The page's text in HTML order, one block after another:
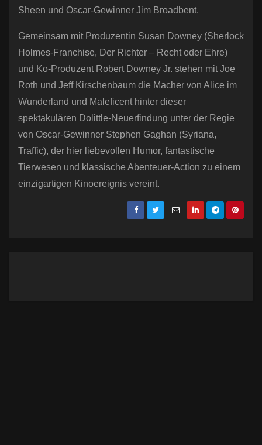
Sheen und Oscar-Gewinner Jim Broadbent.
Gemeinsam mit Produzentin Susan Downey (Sherlock
Holmes-Franchise, Der Richter – Recht oder Ehre)
und Ko-Produzent Robert Downey Jr. stehen mit Joe
Roth und Jeff Kirschenbaum die Macher von Alice im
Wunderland und Maleficent hinter dieser
spektakulären Dolittle-Neuerfindung unter der Regie
von Oscar-Gewinner Stephen Gaghan (Syriana,
Traffic), der hier liebevollen Humor, fantastische
Tierwesen und klassische Abenteuer-Action zu einem
einzigartigen Kinoereignis vereint.